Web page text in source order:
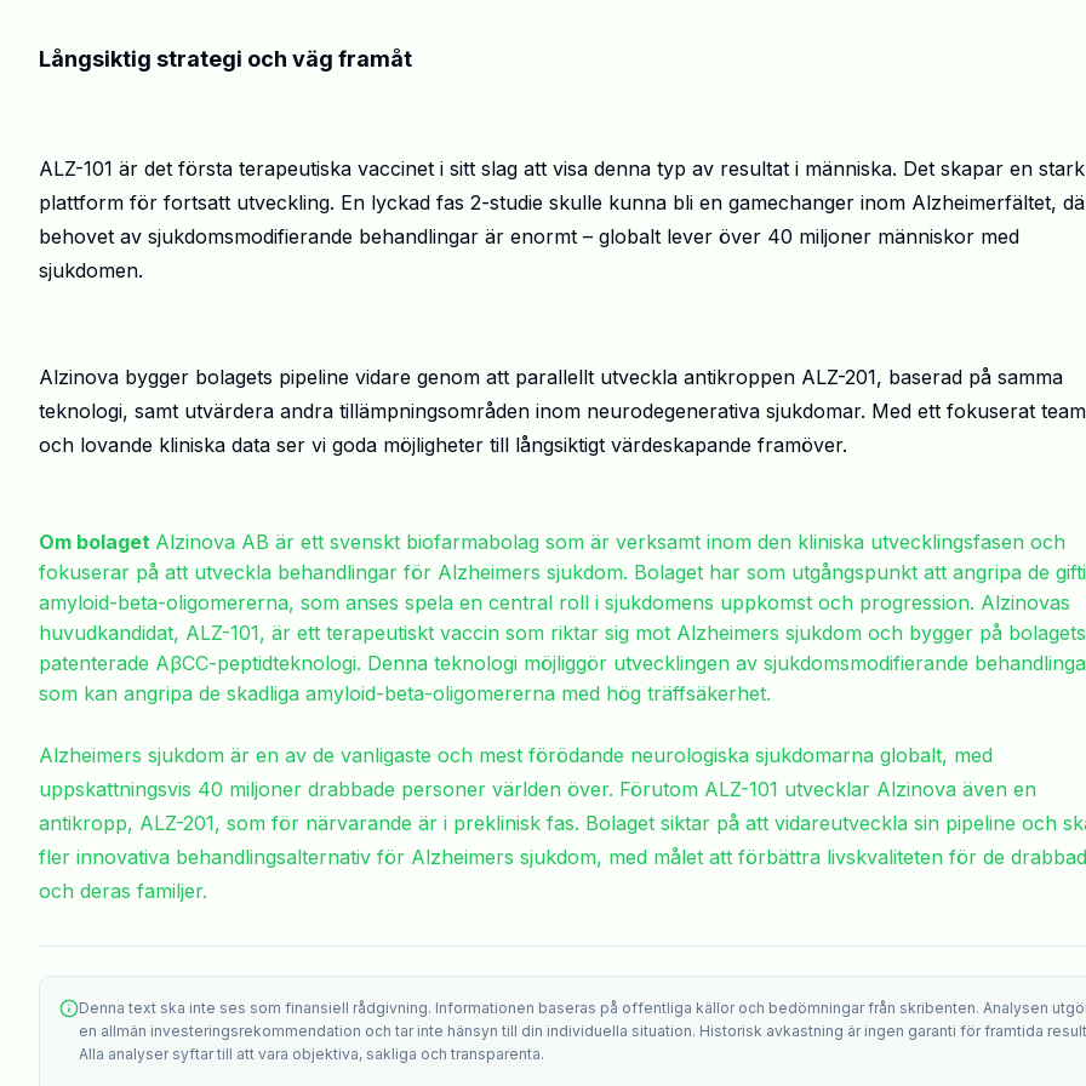
Långsiktig strategi och väg framåt
ALZ-101 är det första terapeutiska vaccinet i sitt slag att visa denna typ av resultat i människa. Det skapar en stark
plattform för fortsatt utveckling. En lyckad fas 2-studie skulle kunna bli en gamechanger inom Alzheimerfältet,
behovet av sjukdomsmodifierande behandlingar är enormt – globalt lever över 40 miljoner människor med
sjukdomen.
Alzinova bygger bolagets pipeline vidare genom att parallellt utveckla antikroppen ALZ-201, baserad på samma
teknologi, samt utvärdera andra tillämpningsområden inom neurodegenerativa sjukdomar. Med ett fokuserat team
och lovande kliniska data ser vi goda möjligheter till långsiktigt värdeskapande framöver.
Om bolaget Alzinova AB är ett svenskt biofarmabolag som är verksamt inom den kliniska utvecklingsfasen och
fokuserar på att utveckla behandlingar för Alzheimers sjukdom. Bolaget har som utgångspunkt att angripa de
amyloid-beta-oligomererna, som anses spela en central roll i sjukdomens uppkomst och progression. Alzinovas
huvudkandidat, ALZ-101, är ett terapeutiskt vaccin som riktar sig mot Alzheimers sjukdom och bygger på bolagets
patenterade AβCC-peptidteknologi. Denna teknologi möjliggör utvecklingen av sjukdomsmodifierande
som kan angripa de skadliga amyloid-beta-oligomererna med hög träffsäkerhet.
Alzheimers sjukdom är en av de vanligaste och mest förödande neurologiska sjukdomarna globalt, med
uppskattningsvis 40 miljoner drabbade personer världen över. Förutom ALZ-101 utvecklar Alzinova även en
antikropp, ALZ-201, som för närvarande är i preklinisk fas. Bolaget siktar på att vidareutveckla sin pipeline och
fler innovativa behandlingsalternativ för Alzheimers sjukdom, med målet att förbättra livskvaliteten för de
och deras familjer.
Denna text ska inte ses som finansiell rådgivning. Informationen baseras på offentliga källor och bedömningar från skribenten. Analysen
en allmän investeringsrekommendation och tar inte hänsyn till din individuella situation. Historisk avkastning är ingen garanti för framtida
Alla analyser syftar till att vara objektiva, sakliga och transparenta.